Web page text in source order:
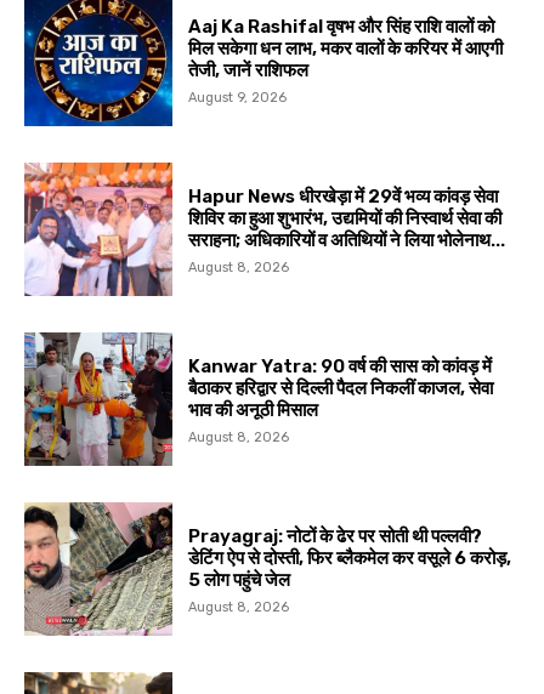
Aaj Ka Rashifal वृषभ और सिंह राशि वालों को
मिल सकेगा धन लाभ, मकर वालों के करियर में आएगी
तेजी, जानें राशिफल
August 9, 2026
Hapur News धीरखेड़ा में 29वें भव्य कांवड़ सेवा
शिविर का हुआ शुभारंभ, उद्यमियों की निस्वार्थ सेवा की
सराहना; अधिकारियों व अतिथियों ने लिया भोलेनाथ...
August 8, 2026
Kanwar Yatra: 90 वर्ष की सास को कांवड़ में
बैठाकर हरिद्वार से दिल्ली पैदल निकलीं काजल, सेवा
भाव की अनूठी मिसाल
August 8, 2026
Prayagraj: नोटों के ढेर पर सोती थी पल्लवी?
डेटिंग ऐप से दोस्ती, फिर ब्लैकमेल कर वसूले ₹6 करोड़,
5 लोग पहुंचे जेल
August 8, 2026